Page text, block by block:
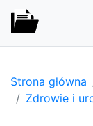
Strona główna
Zdrowie i